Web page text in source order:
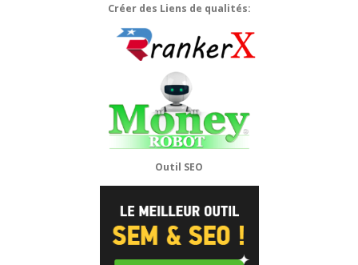
Créer des Liens de qualités:
Outil SEO